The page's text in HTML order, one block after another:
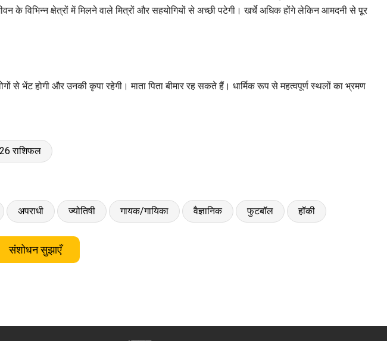
के विभिन्न क्षेत्रों में मिलने वाले मित्रों और सहयोगियों से अच्छी पटेगी। खर्चे अधिक होंगे लेकिन आमदनी से पूर
से भेंट होगी और उनकी कृपा रहेगी। माता पिता बीमार रह सकते हैं। धार्मिक रूप से महत्वपूर्ण स्थलों का भ्रमण
राशिफल
अपराधी ज्योतिषी गायक/गायिका वैज्ञानिक फुटबॉल हॉकी
संशोधन सुझाएँ